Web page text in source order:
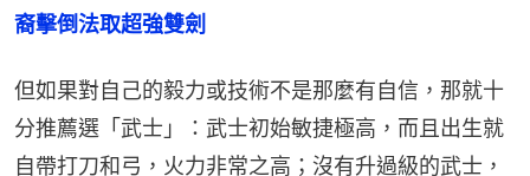
裔擊倒法取超強雙劍
但如果對自己的毅力或技術不是那麼有自信，那就十
分推薦選「武士」：武士初始敏捷極高，而且出生就
自帶打刀和弓，火力非常之高；沒有升過級的武士，